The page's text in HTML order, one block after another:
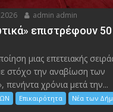
admin admin
επιστρέφουν 50
μιας επετειακής
στόχο την αναβίωση των
πενήντα χρόνια μετά την...
Επικαιρότητα
Νέα των